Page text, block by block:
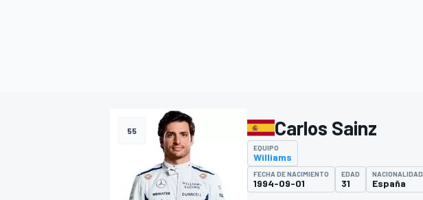
INDYCAR WRC
55 Carlos Sainz
EQUIPO
Williams
FECHA DE NACIMIENTO
1994-09-01
EDAD
31
NACIONALIDAD
España